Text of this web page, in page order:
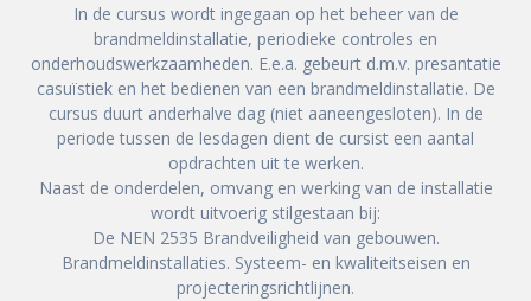
In de cursus wordt ingegaan op het beheer van de
brandmeldinstallatie, periodieke controles en
onderhoudswerkzaamheden. E.e.a. gebeurt d.m.v. presantatie
casuïstiek en het bedienen van een brandmeldinstallatie. De
cursus duurt anderhalve dag (niet aaneengesloten). In de
periode tussen de lesdagen dient de cursist een aantal
opdrachten uit te werken.
Naast de onderdelen, omvang en werking van de installatie
wordt uitvoerig stilgestaan bij:
De NEN 2535 Brandveiligheid van gebouwen.
Brandmeldinstallaties. Systeem- en kwaliteitseisen en
projecteringsrichtlijnen.